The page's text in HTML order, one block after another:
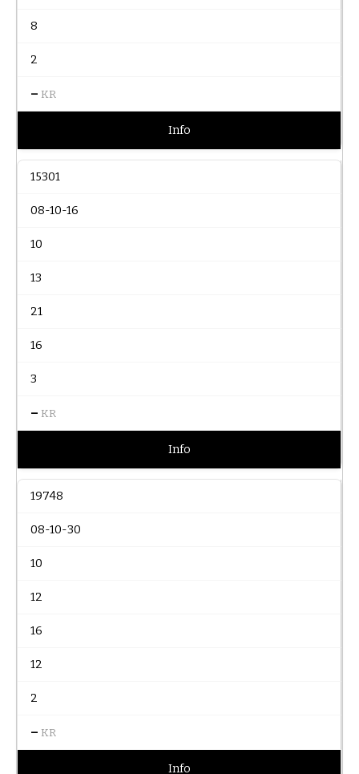
8
2
– KR
Info
15301
08-10-16
10
13
21
16
3
– KR
Info
19748
08-10-30
10
12
16
12
2
– KR
Info